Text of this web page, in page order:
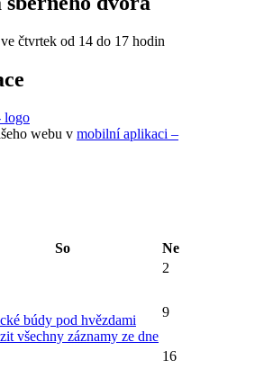
čtvrtek od 14 do 17 hodin
webu v mobilní aplikaci –
So
Ne
2
búdy pod hvězdami
všechny záznamy ze dne
9
16